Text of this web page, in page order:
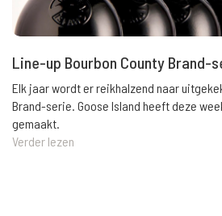
Line-up Bourbon County Brand-
Elk jaar wordt er reikhalzend naar
Brand-serie. Goose Island heeft deze
gemaakt.
Verder lezen